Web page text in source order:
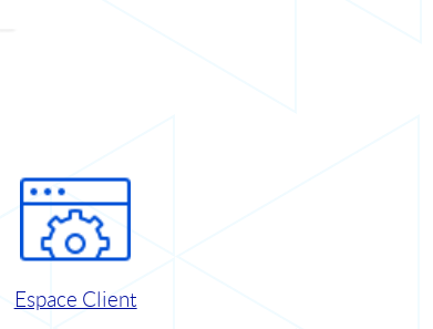
Espace Client